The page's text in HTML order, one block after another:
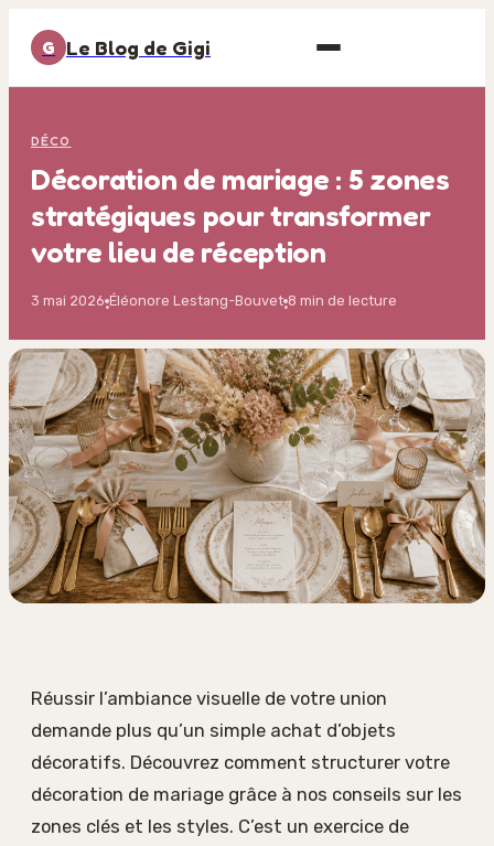
G Le Blog de Gigi
DÉCO
Décoration de mariage : 5 zones
stratégiques pour transformer
votre lieu de réception
3 mai 2026·Éléonore Lestang-Bouvet·8 min de lecture
Réussir l’ambiance visuelle de votre union
demande plus qu’un simple achat d’objets
décoratifs. Découvrez comment structurer votre
décoration de mariage grâce à nos conseils sur les
zones clés et les styles. C’est un exercice de